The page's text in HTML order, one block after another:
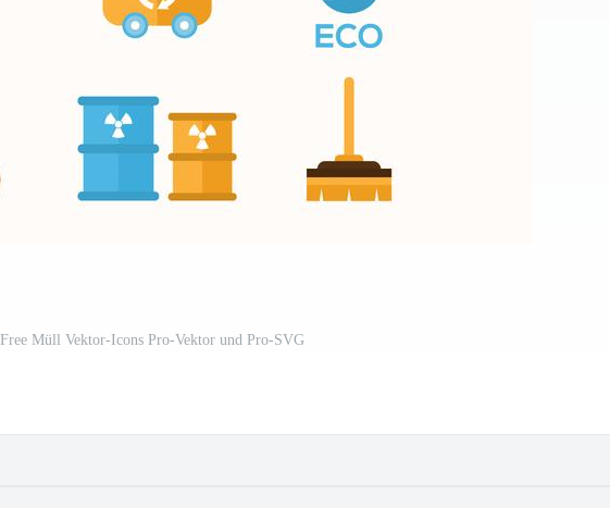
Free Müll Vektor-Icons Pro-Vektor und Pro-SVG